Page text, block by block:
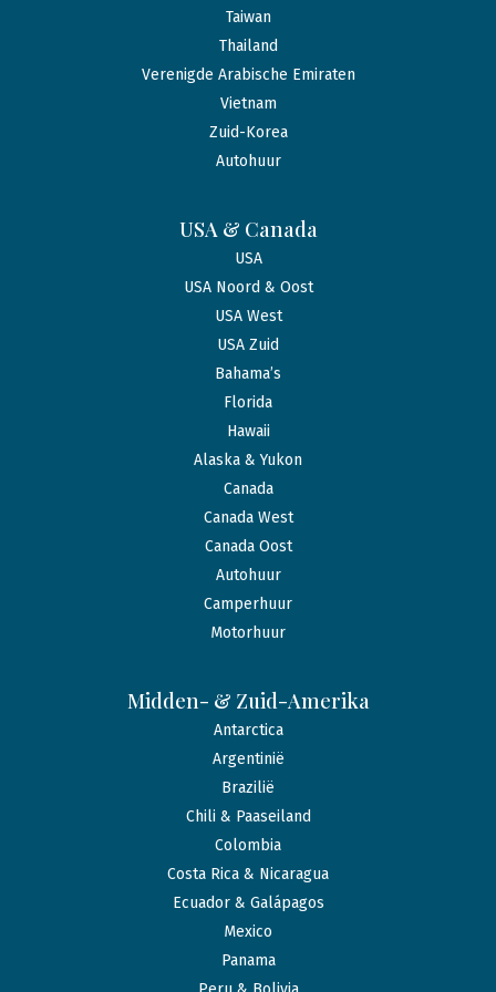
Taiwan
Thailand
Verenigde Arabische Emiraten
Vietnam
Zuid-Korea
Autohuur
USA & Canada
USA
USA Noord & Oost
USA West
USA Zuid
Bahama’s
Florida
Hawaii
Alaska & Yukon
Canada
Canada West
Canada Oost
Autohuur
Camperhuur
Motorhuur
Midden- & Zuid-Amerika
Antarctica
Argentinië
Brazilië
Chili & Paaseiland
Colombia
Costa Rica & Nicaragua
Ecuador & Galápagos
Mexico
Panama